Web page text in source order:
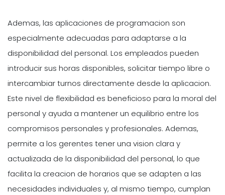
Ademas, las aplicaciones de programacion son
especialmente adecuadas para adaptarse a la
disponibilidad del personal. Los empleados pueden
introducir sus horas disponibles, solicitar tiempo libre o
intercambiar turnos directamente desde la aplicacion.
Este nivel de flexibilidad es beneficioso para la moral del
personal y ayuda a mantener un equilibrio entre los
compromisos personales y profesionales. Ademas,
permite a los gerentes tener una vision clara y
actualizada de la disponibilidad del personal, lo que
facilita la creacion de horarios que se adapten a las
necesidades individuales y, al mismo tiempo, cumplan